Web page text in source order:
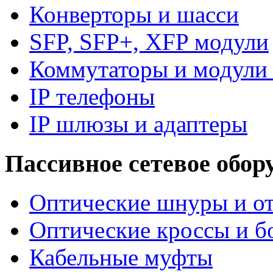
Конверторы и шасси
SFP, SFP+, XFP модули
Коммутаторы и модули
IP телефоны
IP шлюзы и адаптеры
Пассивное сетевое
Оптические шнуры и
Оптические кроссы и
Кабельные муфты